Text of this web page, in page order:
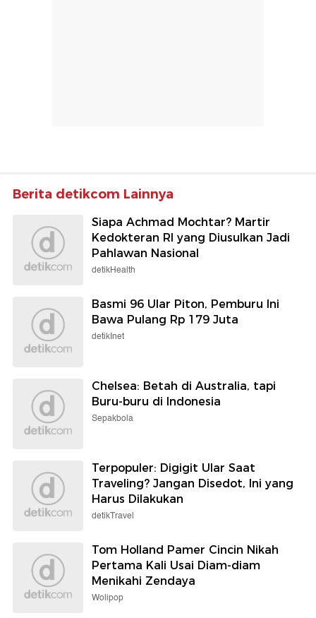
Berita detikcom Lainnya
Siapa Achmad Mochtar? Martir
Kedokteran RI yang Diusulkan Jadi
Pahlawan Nasional
detikHealth
Basmi 96 Ular Piton, Pemburu Ini
Bawa Pulang Rp 179 Juta
detikInet
Chelsea: Betah di Australia, tapi
Buru-buru di Indonesia
Sepakbola
Terpopuler: Digigit Ular Saat
Traveling? Jangan Disedot, Ini yang
Harus Dilakukan
detikTravel
Tom Holland Pamer Cincin Nikah
Pertama Kali Usai Diam-diam
Menikahi Zendaya
Wolipop